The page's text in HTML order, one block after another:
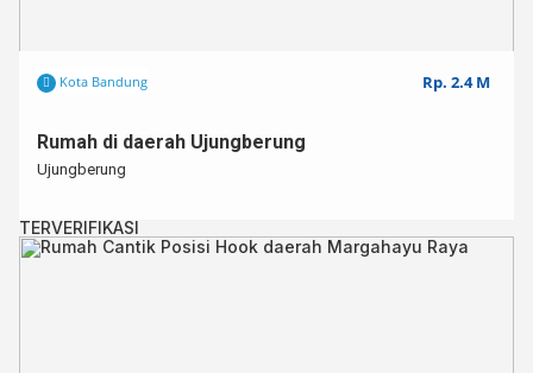
Kota Bandung Rp. 2.4 M
Rumah di daerah Ujungberung
Ujungberung
TERVERIFIKASI